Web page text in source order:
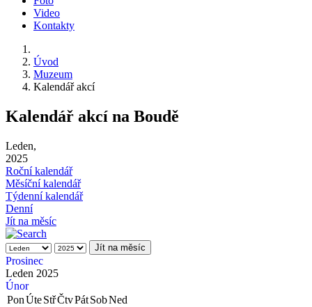
Video
Kontakty
Úvod
Muzeum
Kalendář akcí
Kalendář akcí na Boudě
Leden,
2025
Roční kalendář
Měsíční kalendář
Týdenní kalendář
Denní
Jít na měsíc
Jít na měsíc
Prosinec
Leden 2025
Únor
PonÚteStřČtvPátSobNed